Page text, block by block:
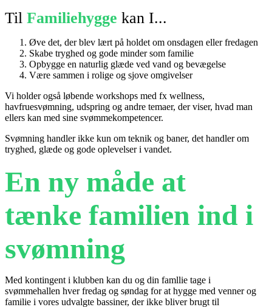
Til Familiehygge kan I...
Øve det, der blev lært på holdet om onsdagen eller fredagen
Skabe tryghed og gode minder som familie
Opbygge en naturlig glæde ved vand og bevægelse
Være sammen i rolige og sjove omgivelser
Vi holder også løbende workshops med fx wellness,
havfruesvømning, udspring og andre temaer, der viser, hvad man
ellers kan med sine svømmekompetencer.
Svømning handler ikke kun om teknik og baner, det handler om
tryghed, glæde og gode oplevelser i vandet.
En ny måde at
tænke familien ind i
svømning
Med kontingent i klubben kan du og din famllie tage i
svømmehallen hver fredag og søndag for at hygge med venner og
familie i vores udvalgte bassiner, der ikke bliver brugt til